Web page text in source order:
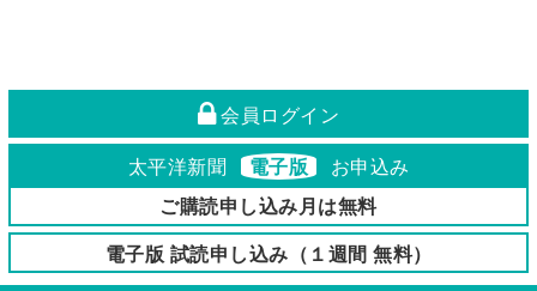
会員ログイン
太平洋新聞 電子版
お申込み
ご購読申し込み月は無料
電子版 試読申し込み（１週間 無料）